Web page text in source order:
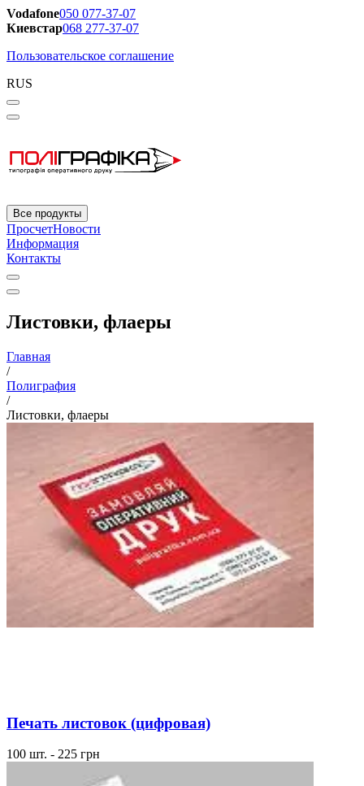
Vodafone050 077-37-07
Киевстар068 277-37-07
Пользовательское соглашение
RUS
Все продукты
ПросчетНовости
Информация
Контакты
Листовки, флаеры
Главная
/
Полиграфия
/
Листовки, флаеры
Печать листовок (цифровая)
100 шт. - 225 грн